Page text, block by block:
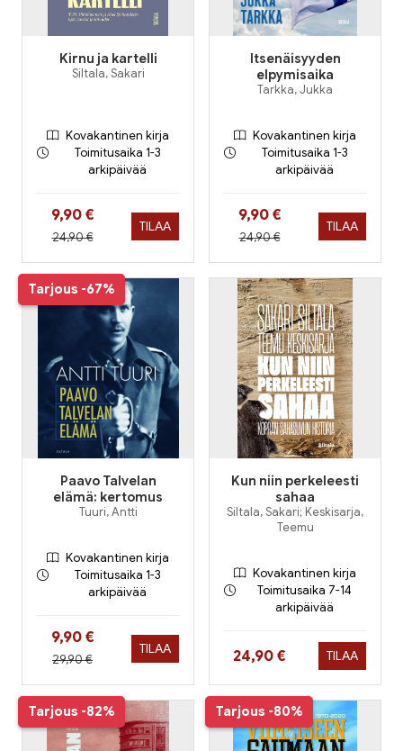
Kirnu ja kartelli
Siltala, Sakari
Kovakantinen kirja
Toimitusaika 1-3
arkipäivää
Hinta nyt
9,90 €
Hinta aiemmin
24,90 €
TILAA
Itsenäisyyden
elpymisaika
Tarkka, Jukka
Kovakantinen kirja
Toimitusaika 1-3
arkipäivää
Hinta nyt
9,90 €
Hinta aiemmin
24,90 €
TILAA
Tarjous -67%
Paavo Talvelan
elämä: kertomus
Tuuri, Antti
Kovakantinen kirja
Toimitusaika 1-3
arkipäivää
Hinta nyt
9,90 €
Hinta aiemmin
29,90 €
TILAA
Kun niin perkeleesti
sahaa
Siltala, Sakari; Keskisarja,
Teemu
Kovakantinen kirja
Toimitusaika 7-14
arkipäivää
Hinta nyt
24,90 € TILAA
Tarjous -82% Tarjous -80%